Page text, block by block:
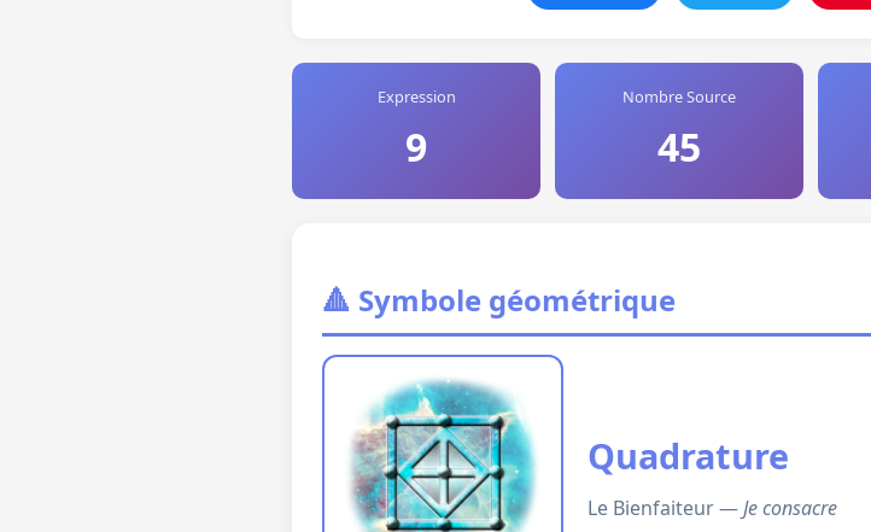
Expression
9
Nombre Source
45
🔺 Symbole géométrique
Quadrature
Le Bienfaiteur —Je consacre